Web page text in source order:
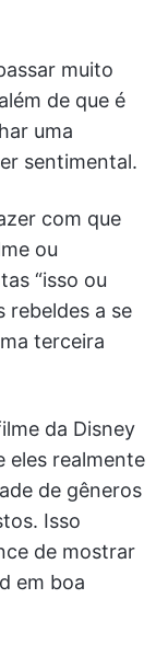
muito
de que é
uma
sentimental.
com que
ou
“isso ou
rebeldes a se
terceira
da Disney
eles realmente
de gêneros
Isso
de mostrar
em boa